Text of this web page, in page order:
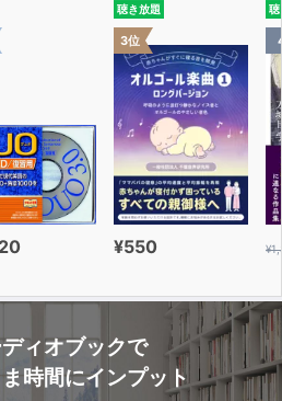
良いか、どのような生き方をし
かけながら本書を聴き進めるう
それを実現するための具体的な
とでしょう。
る、普通の人から幸せな成功者
践者たちの物語も、
えで重要な気付きを与えてくれ
持って、自分の人生を生きよう
ゃ、幸せに成功なんてできない
聴き放題
3位
¥550
聴
ィオブックで
時間にインプット